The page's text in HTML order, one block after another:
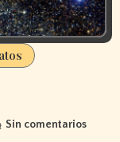
Sin comentarios